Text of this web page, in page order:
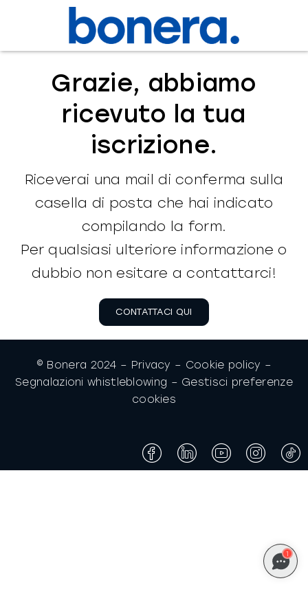
contenuto
Grazie, abbiamo
ricevuto la tua
iscrizione.
Riceverai una mail di conferma sulla
casella di posta che hai indicato
compilando la form.
Per qualsiasi ulteriore informazione o
dubbio non esitare a contattarci!
CONTATTACI QUI
© Bonera 2024 – Privacy – Cookie policy –
Segnalazioni whistleblowing – Gestisci preferenze
cookies
1